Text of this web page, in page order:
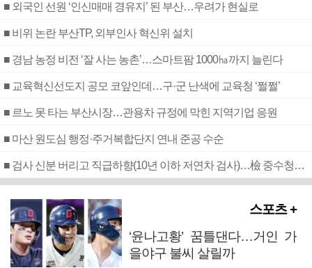
■ 외국인 선원 ‘인신매매 경유지’ 된 부산…우려가 현실로
■ 비위 논란 부산TP, 외부인사 혁신위 설치
■ 경남 농정 비전 ‘잘 사는 농촌’…스마트팜 1000㏊까지 늘린다
■ 교육혁신선도지 공모 코앞인데…구·군 난색에 교육청 ‘쩔쩔’
■ 르노 못 타는 부산시장…관용차 규정에 막힌 지역기업 응원
■ 마산 원도심 행정·주거복합단지 연내 준공 수순
■ 검사 신분 버리고 직급하향(10년 이하 저연차 검사)…檢 중수청행 기피
스포츠 +
‘윤나고황’ 꿈틀댄다…거인 가
을야구 불씨 살릴까